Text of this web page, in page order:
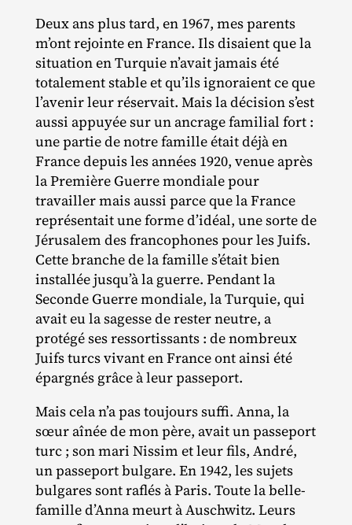
Deux ans plus tard, en 1967, mes parents
m’ont rejointe en France. Ils disaient que la
situation en Turquie n’avait jamais été
totalement stable et qu’ils ignoraient ce que
l’avenir leur réservait. Mais la décision s’est
aussi appuyée sur un ancrage familial fort :
une partie de notre famille était déjà en
France depuis les années 1920, venue après
la Première Guerre mondiale pour
travailler mais aussi parce que la France
représentait une forme d’idéal, une sorte de
Jérusalem des francophones pour les Juifs.
Cette branche de la famille s’était bien
installée jusqu’à la guerre. Pendant la
Seconde Guerre mondiale, la Turquie, qui
avait eu la sagesse de rester neutre, a
protégé ses ressortissants : de nombreux
Juifs turcs vivant en France ont ainsi été
épargnés grâce à leur passeport.
Mais cela n’a pas toujours suffi. Anna, la
sœur aînée de mon père, avait un passeport
turc ; son mari Nissim et leur fils, André,
un passeport bulgare. En 1942, les sujets
bulgares sont raflés à Paris. Toute la belle‐​
famille d’Anna meurt à Auschwitz. Leurs